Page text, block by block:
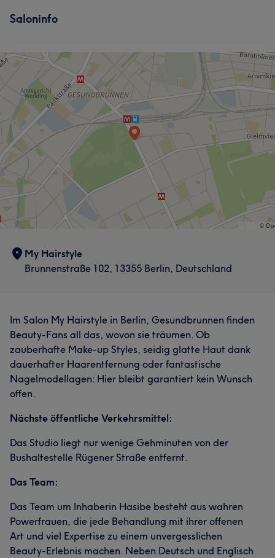
Saloninfo
My Hairstyle
Brunnenstraße 102, 13355 Berlin, Deutschland
Im Salon My Hairstyle in Berlin, Gesundbrunnen finden
Beauty-Fans all das, wovon sie träumen. Ob
zauberhafte Make-up Styles, seidig glatte Haut dank
dauerhafter Haarentfernung oder fantastische
Nagelmodellagen: Hier bleibt garantiert kein Wunsch
offen.
Nächste öffentliche Verkehrsmittel:
Das Studio liegt nur wenige Gehminuten von der
Bushaltestelle Rügener Straße entfernt.
Das Team:
Das Team um Inhaberin Hasibe besteht aus wahren
Powerfrauen, die jede Behandlung mit ihrer offenen
Art und viel Expertise zu einem unvergesslichen
Beauty-Erlebnis machen. Neben Deutsch und Englisch